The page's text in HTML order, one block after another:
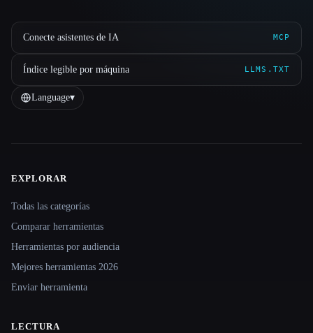
Conecte asistentes de IA MCP
Índice legible por máquina LLMS.TXT
Language▾
Site navigation
EXPLORAR
Todas las categorías
Comparar herramientas
Herramientas por audiencia
Mejores herramientas 2026
Enviar herramienta
LECTURA